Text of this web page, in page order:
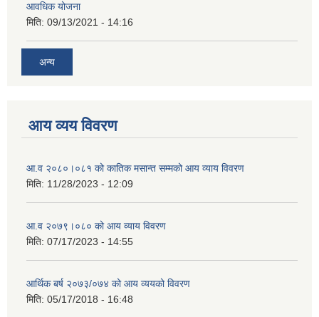
आवधिक योजना
मिति: 09/13/2021 - 14:16
अन्य
आय व्यय विवरण
आ.व २०८०।०८१ को कातिक मसान्त सम्मको आय व्याय विवरण
मिति: 11/28/2023 - 12:09
आ.व २०७९।०८० को आय व्याय विवरण
मिति: 07/17/2023 - 14:55
आर्थिक बर्ष २०७३/०७४ को आय व्ययको विवरण
मिति: 05/17/2018 - 16:48